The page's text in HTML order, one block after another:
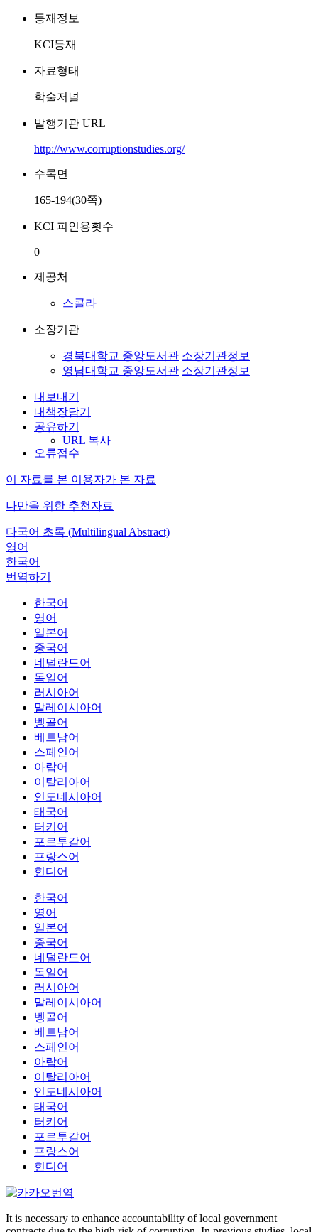
등재정보
KCI등재
자료형태
학술저널
발행기관 URL
http://www.corruptionstudies.org/
수록면
165-194(30쪽)
KCI 피인용횟수
0
제공처
스콜라
소장기관
경북대학교 중앙도서관 소장기관정보
영남대학교 중앙도서관 소장기관정보
내보내기
내책장담기
공유하기
URL 복사
오류접수
이 자료를 본 이용자가 본 자료
나만을 위한 추천자료
다국어 초록 (Multilingual Abstract)
영어
한국어
번역하기
한국어
영어
일본어
중국어
네덜란드어
독일어
러시아어
말레이시아어
벵골어
베트남어
스페인어
아랍어
이탈리아어
인도네시아어
태국어
터키어
포르투갈어
프랑스어
힌디어
한국어
영어
일본어
중국어
네덜란드어
독일어
러시아어
말레이시아어
벵골어
베트남어
스페인어
아랍어
이탈리아어
인도네시아어
태국어
터키어
포르투갈어
프랑스어
힌디어
It is necessary to enhance accountability of local government